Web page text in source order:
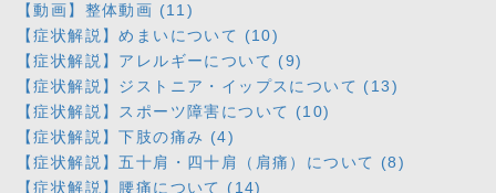
【動画】整体動画 (11)
【症状解説】めまいについて (10)
【症状解説】アレルギーについて (9)
【症状解説】ジストニア・イップスについて (13)
【症状解説】スポーツ障害について (10)
【症状解説】下肢の痛み (4)
【症状解説】五十肩・四十肩（肩痛）について (8)
【症状解説】腰痛について (14)